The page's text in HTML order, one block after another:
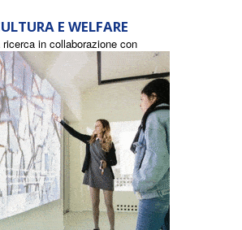
E WELFARE
ricerca in collaborazione con